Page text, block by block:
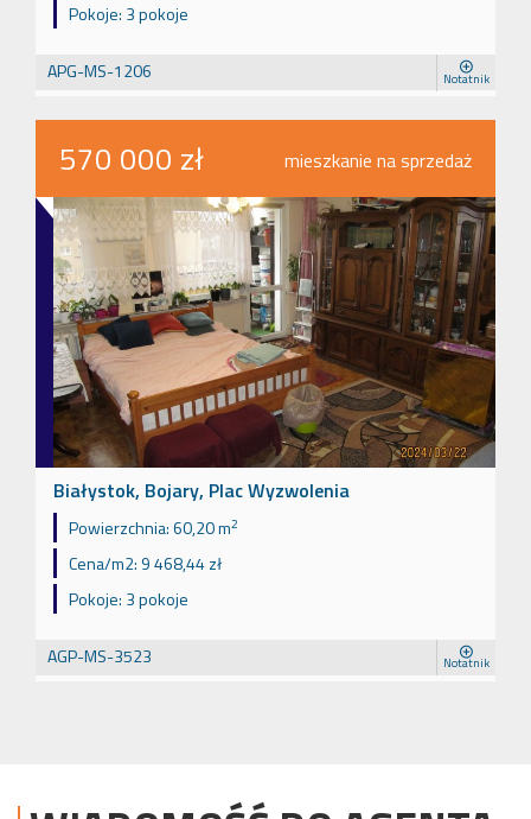
Pokoje: 3 pokoje
APG-MS-1206 Notatnik
570 000 zł mieszkanie na sprzedaż
Białystok, Bojary, Plac Wyzwolenia
Powierzchnia:60,20 m2
Cena/m2: 9 468,44 zł
Pokoje: 3 pokoje
AGP-MS-3523 Notatnik